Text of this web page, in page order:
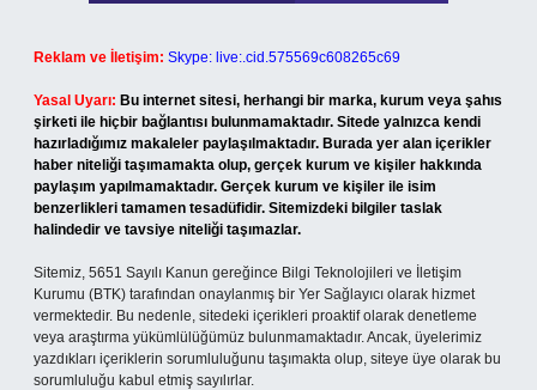
Reklam ve İletişim: Skype: live:.cid.575569c608265c69
Yasal Uyarı: Bu internet sitesi, herhangi bir marka, kurum veya şahıs
şirketi ile hiçbir bağlantısı bulunmamaktadır. Sitede yalnızca kendi
hazırladığımız makaleler paylaşılmaktadır. Burada yer alan içerikler
haber niteliği taşımamakta olup, gerçek kurum ve kişiler hakkında
paylaşım yapılmamaktadır. Gerçek kurum ve kişiler ile isim
benzerlikleri tamamen tesadüfidir. Sitemizdeki bilgiler taslak
halindedir ve tavsiye niteliği taşımazlar.
Sitemiz, 5651 Sayılı Kanun gereğince Bilgi Teknolojileri ve İletişim
Kurumu (BTK) tarafından onaylanmış bir Yer Sağlayıcı olarak hizmet
vermektedir. Bu nedenle, sitedeki içerikleri proaktif olarak denetleme
veya araştırma yükümlülüğümüz bulunmamaktadır. Ancak, üyelerimiz
yazdıkları içeriklerin sorumluluğunu taşımakta olup, siteye üye olarak bu
sorumluluğu kabul etmiş sayılırlar.